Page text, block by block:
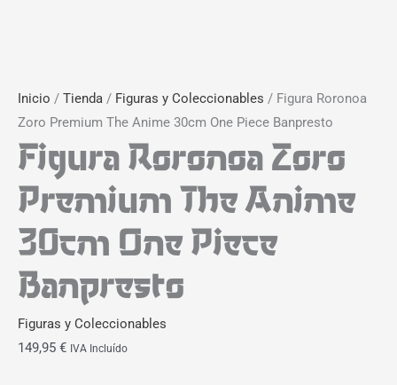
Inicio / Tienda / Figuras y Coleccionables / Figura Roronoa
Zoro Premium The Anime 30cm One Piece Banpresto
Figura Roronoa Zoro
Premium The Anime
30cm One Piece
Banpresto
Figuras y Coleccionables
149,95 € IVA Incluído